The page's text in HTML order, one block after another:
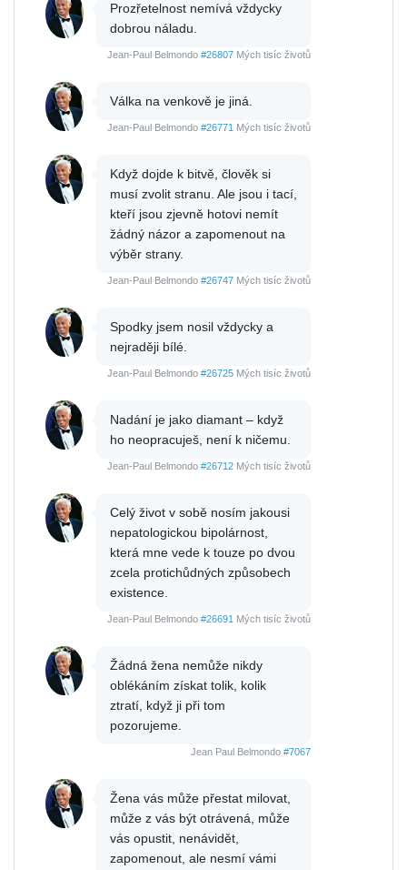
Prozřetelnost nemívá vždycky
dobrou náladu.
Jean-Paul Belmondo #26807 Mých tisíc životů
Válka na venkově je jiná.
Jean-Paul Belmondo #26771 Mých tisíc životů
Když dojde k bitvě, člověk si
musí zvolit stranu. Ale jsou i tací,
kteří jsou zjevně hotovi nemít
žádný názor a zapomenout na
výběr strany.
Jean-Paul Belmondo #26747 Mých tisíc životů
Spodky jsem nosil vždycky a
nejraději bílé.
Jean-Paul Belmondo #26725 Mých tisíc životů
Nadání je jako diamant – když
ho neopracuješ, není k ničemu.
Jean-Paul Belmondo #26712 Mých tisíc životů
Celý život v sobě nosím jakousi
nepatologickou bipolárnost,
která mne vede k touze po dvou
zcela protichůdných způsobech
existence.
Jean-Paul Belmondo #26691 Mých tisíc životů
Žádná žena nemůže nikdy
oblékáním získat tolik, kolik
ztratí, když ji při tom
pozorujeme.
Jean Paul Belmondo #7067
Žena vás může přestat milovat,
může z vás být otrávená, může
vás opustit, nenávidět,
zapomenout, ale nesmí vámi